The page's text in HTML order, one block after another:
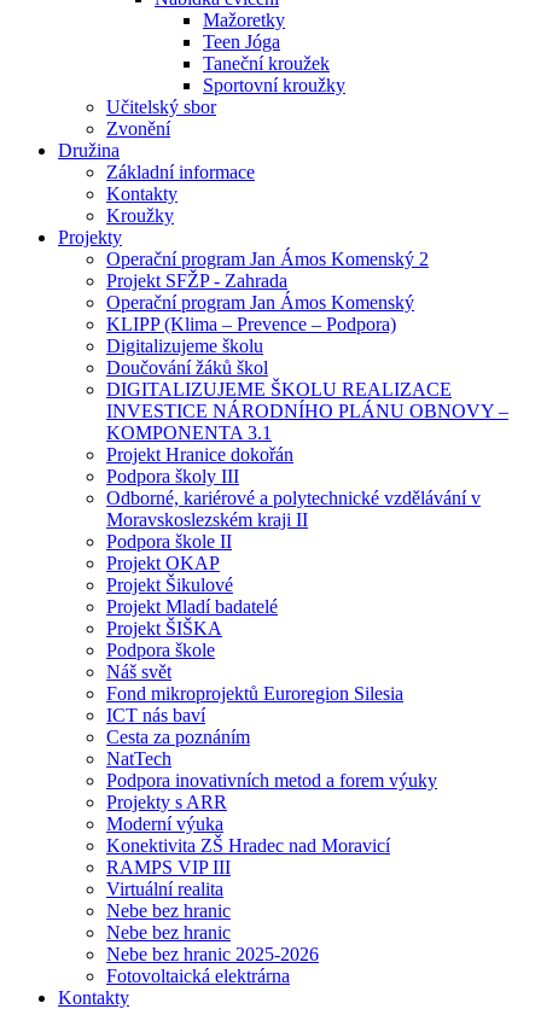
Mažoretky
Teen Jóga
Taneční kroužek
Sportovní kroužky
Učitelský sbor
Zvonění
Družina
Základní informace
Kontakty
Kroužky
Projekty
Operační program Jan Ámos Komenský 2
Projekt SFŽP - Zahrada
Operační program Jan Ámos Komenský
KLIPP (Klima – Prevence – Podpora)
Digitalizujeme školu
Doučování žáků škol
DIGITALIZUJEME ŠKOLU REALIZACE
INVESTICE NÁRODNÍHO PLÁNU OBNOVY –
KOMPONENTA 3.1
Projekt Hranice dokořán
Podpora školy III
Odborné, kariérové a polytechnické vzdělávání v
Moravskoslezském kraji II
Podpora škole II
Projekt OKAP
Projekt Šikulové
Projekt Mladí badatelé
Projekt ŠIŠKA
Podpora škole
Náš svět
Fond mikroprojektů Euroregion Silesia
ICT nás baví
Cesta za poznáním
NatTech
Podpora inovativních metod a forem výuky
Projekty s ARR
Moderní výuka
Konektivita ZŠ Hradec nad Moravicí
RAMPS VIP III
Virtuální realita
Nebe bez hranic
Nebe bez hranic
Nebe bez hranic 2025-2026
Fotovoltaická elektrárna
Kontakty